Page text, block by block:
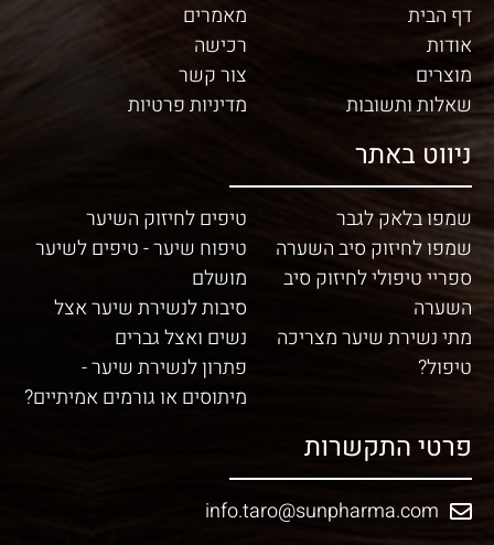
דף הבית
אודות
מוצרים
שאלות ותשובות
מאמרים
רכישה
צור קשר
מדיניות פרטיות
ניווט באתר
שמפו בלאק לגבר
שמפו לחיזוק סיב השערה
ספריי טיפולי לחיזוק סיב
השערה
מתי נשירת שיער מצריכה
טיפול?
טיפים לחיזוק השיער
טיפוח שיער - טיפים לשיער
מושלם
סיבות לנשירת שיער אצל
נשים ואצל גברים
פתרון לנשירת שיער -
מיתוסים או גורמים אמיתיים?
פרטי התקשרות
info.taro@sunpharma.com